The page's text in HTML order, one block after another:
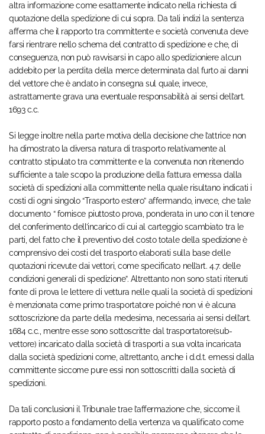
altra informazione come esattamente indicato nella richiesta di
quotazione della spedizione di cui sopra. Da tali indizi la sentenza
afferma che il rapporto tra committente e società convenuta deve
farsi rientrare nello schema del contratto di spedizione e che, di
conseguenza, non può ravvisarsi in capo allo spedizioniere alcun
addebito per la perdita della merce determinata dal furto ai danni
del vettore che è andato in consegna sul quale, invece,
astrattamente grava una eventuale responsabilità ai sensi dell’art.
1693 c.c.
Si legge inoltre nella parte motiva della decisione che l’attrice non
ha dimostrato la diversa natura di trasporto relativamente al
contratto stipulato tra committente e la convenuta non ritenendo
sufficiente a tale scopo la produzione della fattura emessa dalla
società di spedizioni alla committente nella quale risultano indicati i
costi di ogni singolo “Trasporto estero” affermando, invece, che tale
documento “ fornisce piuttosto prova, ponderata in uno con il tenore
del conferimento dell’incarico di cui al carteggio scambiato tra le
parti, del fatto che il preventivo del costo totale della spedizione è
comprensivo dei costi del trasporto elaborati sulla base delle
quotazioni ricevute dai vettori, come specificato nell’art. 4.7. delle
condizioni generali di spedizione”. Altrettanto non sono stati ritenuti
fonte di prova le lettere di vettura nelle quali la società di spedizioni
è menzionata come primo trasportatore poiché non vi è alcuna
sottoscrizione da parte della medesima, necessaria ai sensi dell’art.
1684 c.c., mentre esse sono sottoscritte dal trasportatore(sub-
vettore) incaricato dalla società di trasporti a sua volta incaricata
dalla società spedizioni come, altrettanto, anche i d.d.t. emessi dalla
committente siccome pure essi non sottoscritti dalla società di
spedizioni.
Da tali conclusioni il Tribunale trae l’affermazione che, siccome il
rapporto posto a fondamento della vertenza va qualificato come